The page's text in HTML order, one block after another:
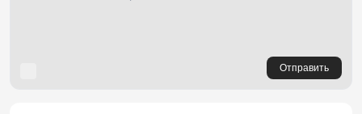
Отправить